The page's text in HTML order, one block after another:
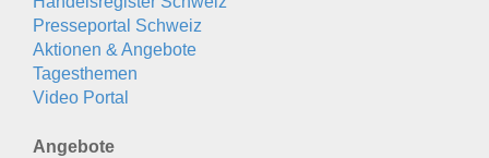
Presseportal Schweiz
Aktionen & Angebote
Tagesthemen
Video Portal
Angebote